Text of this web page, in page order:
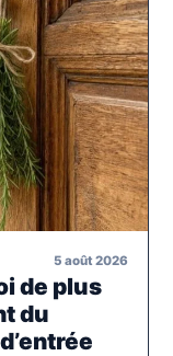
5 août 2026
de plus
du